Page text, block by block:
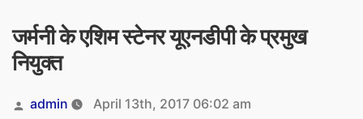
जर्मनी के एशिम स्टेनर यूएनडीपी के प्रमुख
नियुक्त
Posted
by
admin April 13th, 2017 06:02 am